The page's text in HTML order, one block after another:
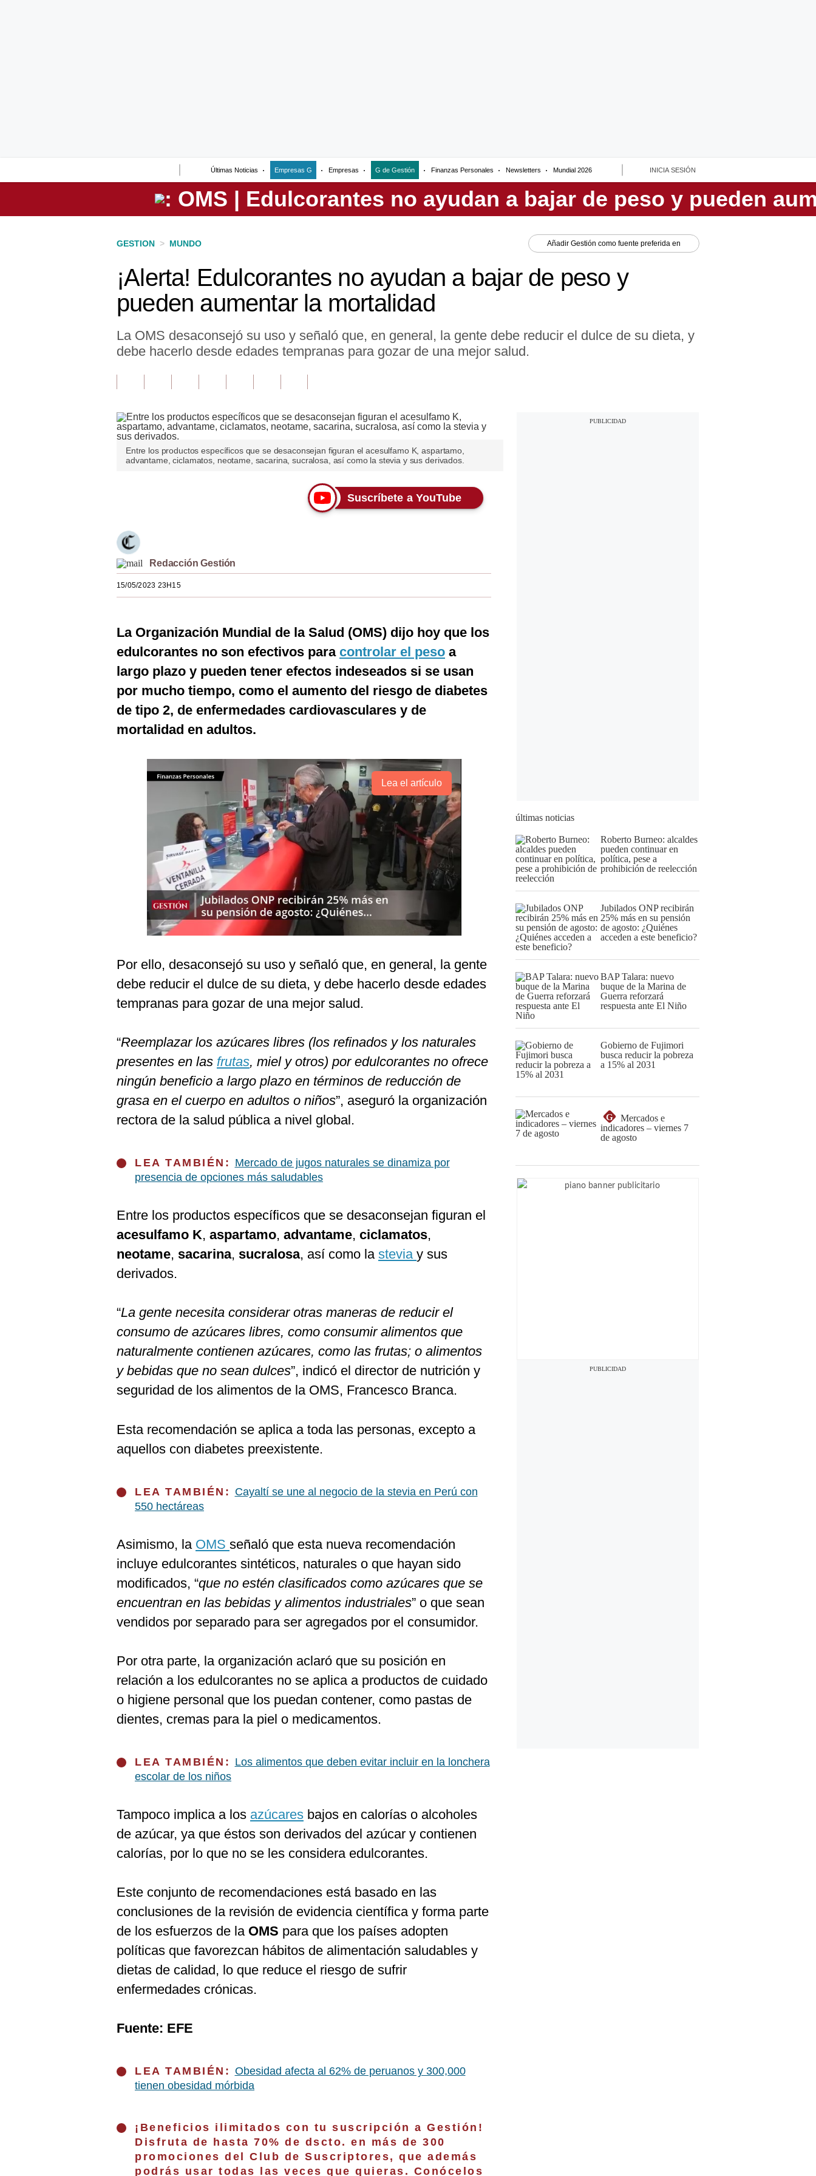
Últimas Noticias Empresas G Empresas G de Gestión Finanzas Personales Newsletters Mundial 2026 INICIA SESIÓN
Perú
GESTION > MUNDO Añadir Gestión como fuente preferida en
¡Alerta! Edulcorantes no ayudan a bajar de peso y
pueden aumentar la mortalidad
La OMS desaconsejó su uso y señaló que, en general, la gente debe reducir el dulce de su dieta, y
debe hacerlo desde edades tempranas para gozar de una mejor salud.
Entre los productos específicos que se desaconsejan figuran el acesulfamo K, aspartamo,
advantame, ciclamatos, neotame, sacarina, sucralosa, así como la stevia y sus derivados.
Suscríbete a YouTube
Redacción Gestión
15/05/2023 23H15
La Organización Mundial de la Salud (OMS) dijo hoy que los
edulcorantes no son efectivos para controlar el peso a
largo plazo y pueden tener efectos indeseados si se usan
por mucho tiempo, como el aumento del riesgo de diabetes
de tipo 2, de enfermedades cardiovasculares y de
mortalidad en adultos.
Lea el artículo
Por ello, desaconsejó su uso y señaló que, en general, la gente
debe reducir el dulce de su dieta, y debe hacerlo desde edades
tempranas para gozar de una mejor salud.
“Reemplazar los azúcares libres (los refinados y los naturales
presentes en las frutas, miel y otros) por edulcorantes no ofrece
ningún beneficio a largo plazo en términos de reducción de
grasa en el cuerpo en adultos o niños”, aseguró la organización
rectora de la salud pública a nivel global.
LEA TAMBIÉN: Mercado de jugos naturales se dinamiza por
presencia de opciones más saludables
Entre los productos específicos que se desaconsejan figuran el
acesulfamo K, aspartamo, advantame, ciclamatos,
neotame, sacarina, sucralosa, así como la stevia y sus
derivados.
“La gente necesita considerar otras maneras de reducir el
consumo de azúcares libres, como consumir alimentos que
naturalmente contienen azúcares, como las frutas; o alimentos
y bebidas que no sean dulces”, indicó el director de nutrición y
seguridad de los alimentos de la OMS, Francesco Branca.
Esta recomendación se aplica a toda las personas, excepto a
aquellos con diabetes preexistente.
LEA TAMBIÉN: Cayaltí se une al negocio de la stevia en Perú con
550 hectáreas
Asimismo, la OMS señaló que esta nueva recomendación
incluye edulcorantes sintéticos, naturales o que hayan sido
modificados, “que no estén clasificados como azúcares que se
encuentran en las bebidas y alimentos industriales” o que sean
vendidos por separado para ser agregados por el consumidor.
Por otra parte, la organización aclaró que su posición en
relación a los edulcorantes no se aplica a productos de cuidado
o higiene personal que los puedan contener, como pastas de
dientes, cremas para la piel o medicamentos.
LEA TAMBIÉN: Los alimentos que deben evitar incluir en la lonchera
escolar de los niños
Tampoco implica a los azúcares bajos en calorías o alcoholes
de azúcar, ya que éstos son derivados del azúcar y contienen
calorías, por lo que no se les considera edulcorantes.
Este conjunto de recomendaciones está basado en las
conclusiones de la revisión de evidencia científica y forma parte
de los esfuerzos de la OMS para que los países adopten
políticas que favorezcan hábitos de alimentación saludables y
dietas de calidad, lo que reduce el riesgo de sufrir
enfermedades crónicas.
Fuente: EFE
LEA TAMBIÉN: Obesidad afecta al 62% de peruanos y 300,000
tienen obesidad mórbida
¡Beneficios ilimitados con tu suscripción a Gestión!
Disfruta de hasta 70% de dscto. en más de 300
promociones del Club de Suscriptores, que además
podrás usar todas las veces que quieras. Conócelos
últimas noticias
Roberto Burneo: alcaldes
pueden continuar en
política, pese a
prohibición de reelección
Jubilados ONP recibirán
25% más en su pensión
de agosto: ¿Quiénes
acceden a este beneficio?
BAP Talara: nuevo
buque de la Marina de
Guerra reforzará
respuesta ante El Niño
Gobierno de Fujimori
busca reducir la pobreza
a 15% al 2031
G
Mercados e
indicadores – viernes 7
de agosto